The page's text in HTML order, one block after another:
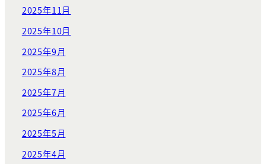
2025年11月
2025年10月
2025年9月
2025年8月
2025年7月
2025年6月
2025年5月
2025年4月